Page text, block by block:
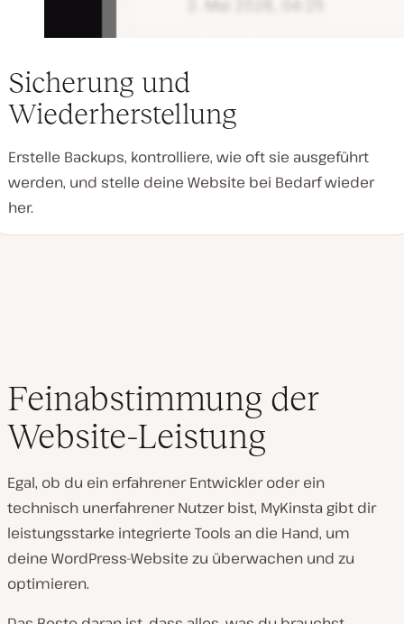
Sicherung und
Wiederherstellung
Erstelle Backups, kontrolliere, wie oft sie ausgeführt
werden, und stelle deine Website bei Bedarf wieder
her.
Feinabstimmung der
Website-Leistung
Egal, ob du ein erfahrener Entwickler oder ein
technisch unerfahrener Nutzer bist, MyKinsta gibt dir
leistungsstarke integrierte Tools an die Hand, um
deine WordPress-Website zu überwachen und zu
optimieren.